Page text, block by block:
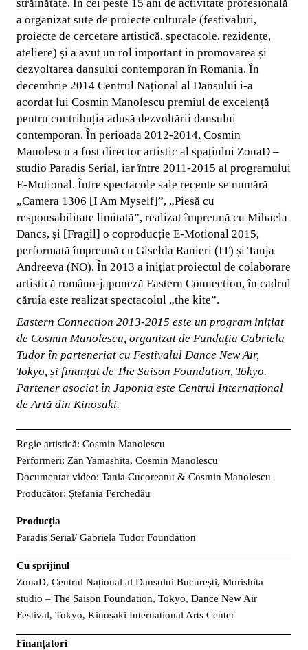
străinătate. În cei peste 15 ani de activitate profesională
a organizat sute de proiecte culturale (festivaluri,
proiecte de cercetare artistică, spectacole, rezidențe,
ateliere) și a avut un rol important in promovarea și
dezvoltarea dansului contemporan în Romania. În
decembrie 2014 Centrul Național al Dansului i-a
acordat lui Cosmin Manolescu premiul de excelență
pentru contribuția adusă dezvoltării dansului
contemporan. În perioada 2012-2014, Cosmin
Manolescu a fost director artistic al spațiului ZonaD –
studio Paradis Serial, iar între 2011-2015 al programului
E-Motional. Între spectacole sale recente se numără
„Camera 1306 [I Am Myself]”, „Piesă cu
responsabilitate limitată”, realizat împreună cu Mihaela
Dancs, și [Fragil] o coproducție E-Motional 2015,
performată împreună cu Giselda Ranieri (IT) și Tanja
Andreeva (NO). În 2013 a inițiat proiectul de colaborare
artistică româno-japoneză Eastern Connection, în cadrul
căruia este realizat spectacolul „the kite”.
Eastern Connection 2013-2015 este un program inițiat
de Cosmin Manolescu, organizat de Fundația Gabriela
Tudor în parteneriat cu Festivalul Dance New Air,
Tokyo, și finanțat de The Saison Foundation, Tokyo.
Partener asociat în Japonia este Centrul Internațional
de Artă din Kinosaki.
Regie artistică: Cosmin Manolescu
Performeri: Zan Yamashita, Cosmin Manolescu
Documentar video: Tania Cucoreanu & Cosmin Manolescu
Producător: Ștefania Ferchedău
Producția
Paradis Serial/ Gabriela Tudor Foundation
Cu sprijinul
ZonaD, Centrul Național al Dansului București, Morishita
studio – The Saison Foundation, Tokyo, Dance New Air
Festival, Tokyo, Kinosaki International Arts Center
Finanțatori